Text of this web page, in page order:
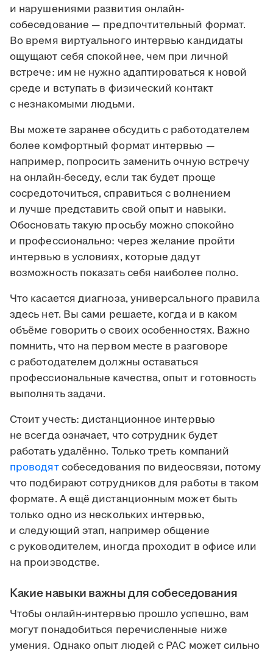
и нарушениями развития онлайн-
собеседование — предпочтительный формат.
Во время виртуального интервью кандидаты
ощущают себя спокойнее, чем при личной
встрече: им не нужно адаптироваться к новой
среде и вступать в физический контакт
с незнакомыми людьми.
Вы можете заранее обсудить с работодателем
более комфортный формат интервью —
например, попросить заменить очную встречу
на онлайн-беседу, если так будет проще
сосредоточиться, справиться с волнением
и лучше представить свой опыт и навыки.
Обосновать такую просьбу можно спокойно
и профессионально: через желание пройти
интервью в условиях, которые дадут
возможность показать себя наиболее полно.
Что касается диагноза, универсального правила
здесь нет. Вы сами решаете, когда и в каком
объёме говорить о своих особенностях. Важно
помнить, что на первом месте в разговоре
с работодателем должны оставаться
профессиональные качества, опыт и готовность
выполнять задачи.
Стоит учесть: дистанционное интервью
не всегда означает, что сотрудник будет
работать удалённо. Только треть компаний
проводятсобеседования по видеосвязи, потому
что подбирают сотрудников для работы в таком
формате. А ещё дистанционным может быть
только одно из нескольких интервью,
и следующий этап, например общение
с руководителем, иногда проходит в офисе или
на производстве.
Какие навыки важны для собеседования
Чтобы онлайн-интервью прошло успешно, вам
могут понадобиться перечисленные ниже
умения. Однако опыт людей с РАС может сильно